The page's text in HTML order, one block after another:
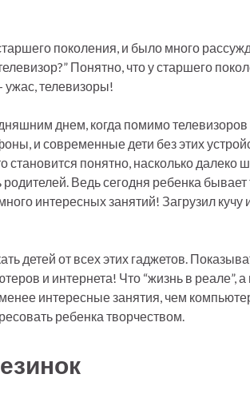
поколения, и было много
Понятно, что у старшего
ужас, телевизоры!
днем, когда помимо
и современные дети без этих
становится понятно, насколько далеко
Ведь сегодня ребенка бывает
интересных занятий! Загрузил
детей от всех этих гаджетов.
и интернета! Что “жизнь в реале”, а
интересные занятия, чем
ребенка творчеством.